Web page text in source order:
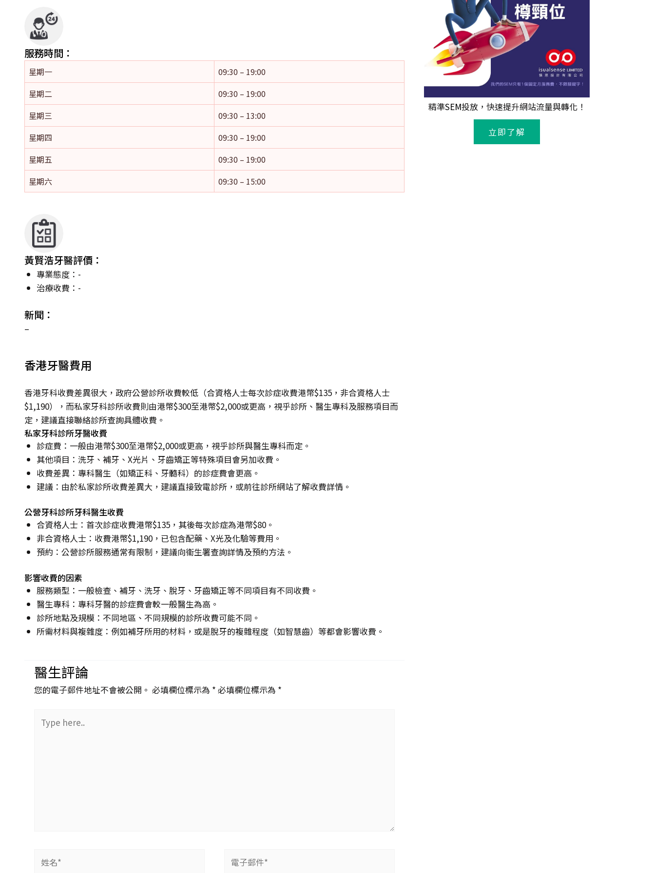
服務時間：
星期一
09:30 – 19:00
星期二
09:30 – 19:00
星期三
09:30 – 13:00
星期四
09:30 – 19:00
星期五
09:30 – 19:00
星期六
09:30 – 15:00
黃賢浩牙醫評價：
專業態度：-
治療收費：-
新聞：
–
香港牙醫費用
香港牙科收費差異很大，政府公營診所收費較低（合資格人士每次診症收費港幣$135，非合資格人士
$1,190），而私家牙科診所收費則由港幣$300至港幣$2,000或更高，視乎診所、醫生專科及服務項目而
定，建議直接聯絡診所查詢具體收費。
私家牙科診所牙醫收費
診症費：一般由港幣$300至港幣$2,000或更高，視乎診所與醫生專科而定。
其他項目：洗牙、補牙、X光片、牙齒矯正等特殊項目會另加收費。
收費差異：專科醫生（如矯正科、牙髓科）的診症費會更高。
建議：由於私家診所收費差異大，建議直接致電診所，或前往診所網站了解收費詳情。
公營牙科診所牙科醫生收費
合資格人士：首次診症收費港幣$135，其後每次診症為港幣$80。
非合資格人士：收費港幣$1,190，已包含配藥、X光及化驗等費用。
預約：公營診所服務通常有限制，建議向衞生署查詢詳情及預約方法。
影響收費的因素
服務類型：一般檢查、補牙、洗牙、脫牙、牙齒矯正等不同項目有不同收費。
醫生專科：專科牙醫的診症費會較一般醫生為高。
診所地點及規模：不同地區、不同規模的診所收費可能不同。
所需材料與複雜度：例如補牙所用的材料，或是脫牙的複雜程度（如智慧齒）等都會影響收費。
醫生評論
您的電子郵件地址不會被公開。 必填欄位標示為 * 必填欄位標示為 *
here..
名
精準SEM投放，快速提升網站流量與轉化！
立即了解